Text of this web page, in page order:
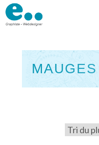
Skip
to
MAUGES